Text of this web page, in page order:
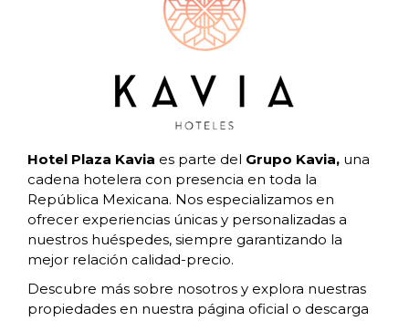
Hotel Plaza Kavia es parte del Grupo Kavia, una
cadena hotelera con presencia en toda la
República Mexicana. Nos especializamos en
ofrecer experiencias únicas y personalizadas a
nuestros huéspedes, siempre garantizando la
mejor relación calidad-precio.
Descubre más sobre nosotros y explora nuestras
propiedades en nuestra página oficial o descarga